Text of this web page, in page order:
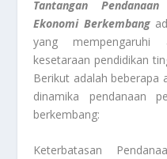
Tantangan
Ekonomi Berkembang
yang mempengaruhi
kesetaraan pendidikan
Berikut adalah beberapa
dinamika pendanaan
berkembang:
Keterbatasan